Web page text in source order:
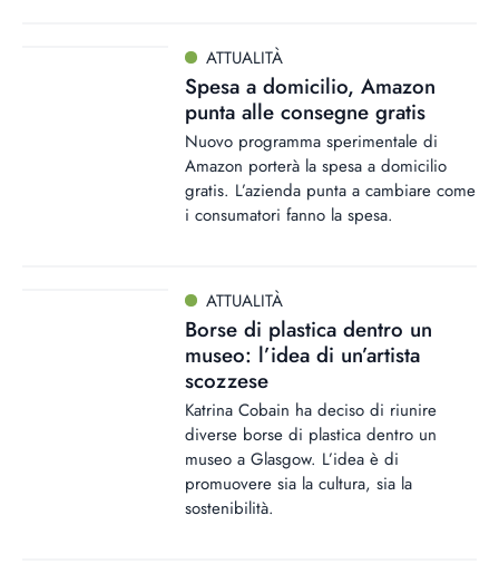
ATTUALITÀ
Spesa a domicilio, Amazon
punta alle consegne gratis
Nuovo programma sperimentale di
Amazon porterà la spesa a domicilio
gratis. L’azienda punta a cambiare come
i consumatori fanno la spesa.
ATTUALITÀ
Borse di plastica dentro un
museo: l’idea di un’artista
scozzese
Katrina Cobain ha deciso di riunire
diverse borse di plastica dentro un
museo a Glasgow. L’idea è di
promuovere sia la cultura, sia la
sostenibilità.